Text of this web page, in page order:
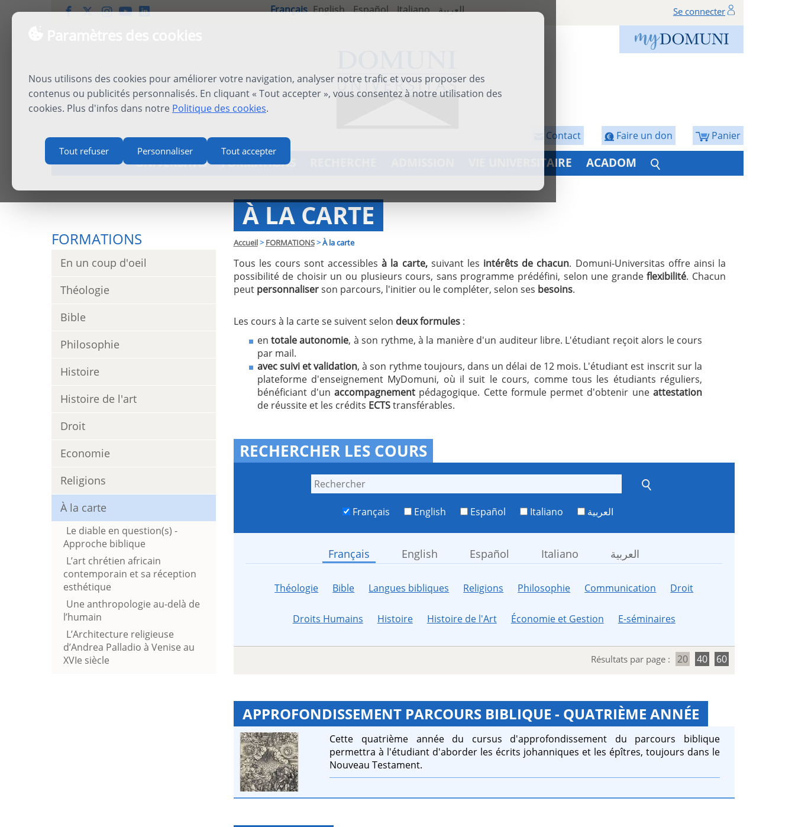
Nous utilisons des cookies pour améliorer votre navigation, analyser notre trafic et vous proposer des
contenus ou publicités personnalisés. En cliquant « Tout accepter », vous consentez à notre utilisation des
cookies. Plus d'infos dans notre Politique des cookies.
Tout refuser Personnaliser Tout accepter
Français English Español Italiano العربية Se connecter
Panier
Faire un don
Contact
UNIVERSITAS FORMATIONS VIE UNIVERSITAIRE ACADOM
FORMATIONS
En un coup d'oeil
Théologie
Bible
Philosophie
Histoire
Histoire de l'art
Droit
Economie
Religions
À la carte
Le diable en question(s) -
Approche biblique
L’art chrétien africain
contemporain et sa réception
esthétique
Une anthropologie au-delà de
l’humain
L’Architecture religieuse
d’Andrea Palladio à Venise au
XVIe siècle
À LA CARTE
Accueil> FORMATIONS>À la carte
Tous les cours sont accessiblesà la carte, suivant les intérêts de chacun. Domuni-Universitas offre ainsi la
possibilité de choisir un ou plusieurs cours, sans programme prédéfini, selon une grandeflexibilité. Chacun
peut personnaliserson parcours, l'initier ou le compléter, selon ses besoins.
Les cours à la carte se suivent selon deux formules:
en totale autonomie, à son rythme, à la manière d'un auditeur libre. L'étudiant reçoit alors le cours
par mail.
avec suivi et validation, à son rythme toujours, dans un délai de 12 mois. L'étudiant est inscrit sur la
plateforme d'enseignement MyDomuni, où il suit le cours, comme tous les étudiants réguliers,
bénéficiant d'unaccompagnement pédagogique. Cette formule permet d'obtenir uneattestation
de réussite et les crédits ECTStransférables.
RECHERCHER LES COURS
Français English Español Italiano العربية
Français English Español Italiano العربية
Théologie Bible Langues bibliques Religions Philosophie Communication Droit
Droits Humains Histoire Histoire de l'Art Économie et Gestion E-séminaires
Résultats par page : 20 40 60
APPROFONDISSEMENT PARCOURS BIBLIQUE - QUATRIÈME ANNÉE
Cette quatrième année du cursus d'approfondissement du parcours biblique
permettra à l'étudiant d'aborder les écrits johanniques et les épîtres, toujours dans le
Nouveau Testament.